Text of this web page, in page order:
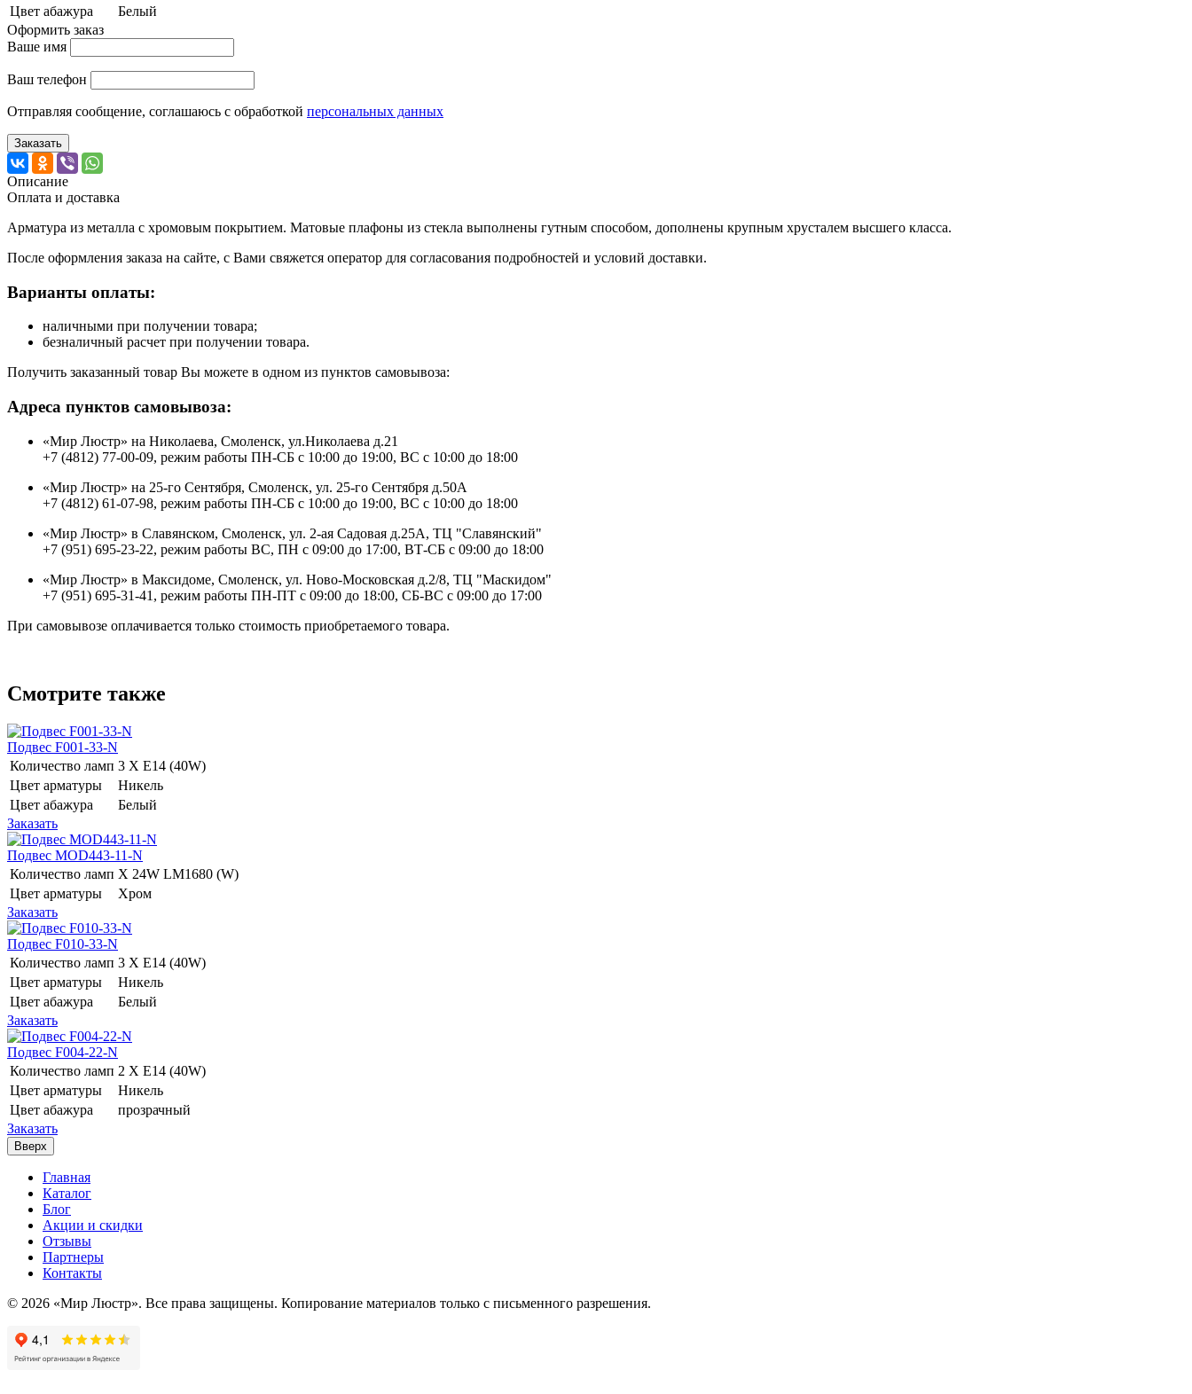
Цвет абажура
Белый
Оформить заказ
Ваше имя
Ваш телефон
Отправляя сообщение, соглашаюсь с обработкой персональных данных
Заказать
Описание
Оплата и доставка
Арматура из металла с хромовым покрытием. Матовые плафоны из стекла выполнены гутным способом, дополнены крупным хрусталем высшего класса.
После оформления заказа на сайте, с Вами свяжется оператор для согласования подробностей и условий доставки.
Варианты оплаты:
наличными при получении товара;
безналичный расчет при получении товара.
Получить заказанный товар Вы можете в одном из пунктов самовывоза:
Адреса пунктов самовывоза:
«Мир Люстр» на Николаева, Смоленск, ул.Николаева д.21
+7 (4812) 77-00-09, режим работы ПН-СБ с 10:00 до 19:00, ВС с 10:00 до 18:00
«Мир Люстр» на 25-го Сентября, Смоленск, ул. 25-го Сентября д.50А
+7 (4812) 61-07-98, режим работы ПН-СБ с 10:00 до 19:00, ВС с 10:00 до 18:00
«Мир Люстр» в Славянском, Смоленск, ул. 2-ая Садовая д.25А, ТЦ "Славянский"
+7 (951) 695-23-22, режим работы ВС, ПН с 09:00 до 17:00, ВТ-СБ с 09:00 до 18:00
«Мир Люстр» в Максидоме, Смоленск, ул. Ново-Московская д.2/8, ТЦ "Маскидом"
+7 (951) 695-31-41, режим работы ПН-ПТ с 09:00 до 18:00, СБ-ВС с 09:00 до 17:00
При самовывозе оплачивается только стоимость приобретаемого товара.
Смотрите также
Подвес F001-33-N
Количество ламп 3 Х E14 (40W)
Цвет арматуры
Никель
Цвет абажура
Белый
Заказать
Подвес MOD443-11-N
Количество ламп Х 24W LM1680 (W)
Цвет арматуры
Хром
Заказать
Подвес F010-33-N
Количество ламп 3 Х E14 (40W)
Цвет арматуры
Никель
Цвет абажура
Белый
Заказать
Подвес F004-22-N
Количество ламп 2 Х E14 (40W)
Цвет арматуры
Никель
Цвет абажура
прозрачный
Заказать
Вверх
Главная
Каталог
Блог
Акции и скидки
Отзывы
Партнеры
Контакты
© 2026 «Мир Люстр». Все права защищены. Копирование материалов только с письменного разрешения.